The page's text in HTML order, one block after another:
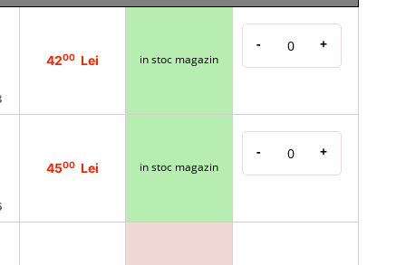
4200 Lei in stoc magazin
- +
4500 Lei in stoc magazin
- +